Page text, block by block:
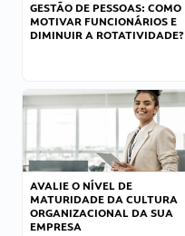
GESTÃO DE PESSOAS: COMO
MOTIVAR FUNCIONÁRIOS E
DIMINUIR A ROTATIVIDADE?
AVALIE O NÍVEL DE
MATURIDADE DA CULTURA
ORGANIZACIONAL DA SUA
EMPRESA